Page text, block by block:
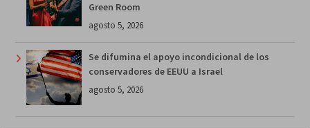
Green Room
agosto 5, 2026
Se difumina el apoyo incondicional de los
conservadores de EEUU a Israel
agosto 5, 2026